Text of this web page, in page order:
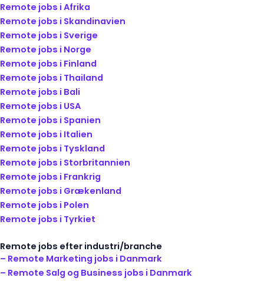
Remote jobs i Afrika
Remote jobs i Skandinavien
Remote jobs i Sverige
Remote jobs i Norge
Remote jobs i Finland
Remote jobs i Thailand
Remote jobs i Bali
Remote jobs i USA
Remote jobs i Spanien
Remote jobs i Italien
Remote jobs i Tyskland
Remote jobs i Storbritannien
Remote jobs i Frankrig
Remote jobs i Grækenland
Remote jobs i Polen
Remote jobs i Tyrkiet
Remote jobs efter industri/branche
– Remote Marketing jobs i Danmark
– Remote Salg og Business jobs i Danmark